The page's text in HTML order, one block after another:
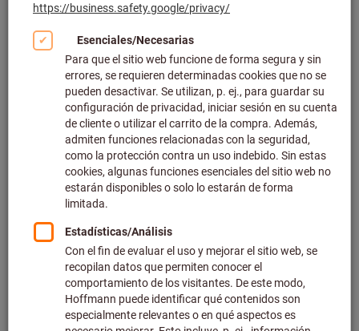
Haga clic para ampliar la imagen